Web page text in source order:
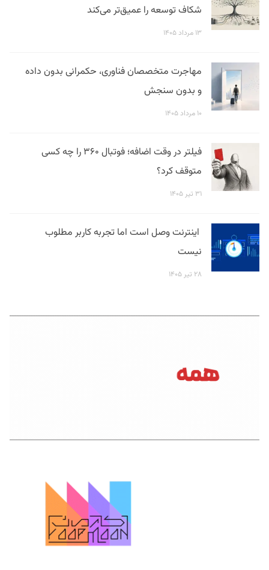
شکاف توسعه را عمیق‌تر می‌کند
۱۳ مرداد ۱۴۰۵
مهاجرت متخصصان فناوری، حکمرانی بدون داده
و بدون سنجش
۱۰ مرداد ۱۴۰۵
فیلتر در وقت اضافه؛ فوتبال ۳۶۰ را چه کسی
متوقف کرد؟
۳۱ تیر ۱۴۰۵
اینترنت وصل است اما تجربه کاربر مطلوب
نیست
۲۸ تیر ۱۴۰۵